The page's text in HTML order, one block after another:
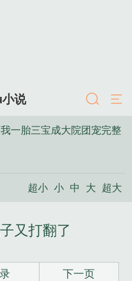
说
一胎三宝成大院团宠完整
超小 小 中 大 超大
又打翻了
下一页